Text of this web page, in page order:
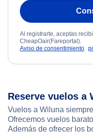
Al registrarte, aceptas
CheapOair(Fareportal).
Aviso de consentimiento
Reserve vuelos a
Vuelos a Wiluna
Ofrecemos vuelos
Además de ofrecer los